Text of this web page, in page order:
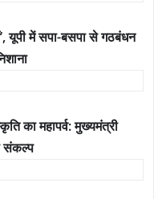
यूपी में सपा-बसपा से गठबंधन
का महापर्व: मुख्यमंत्री
संकल्प